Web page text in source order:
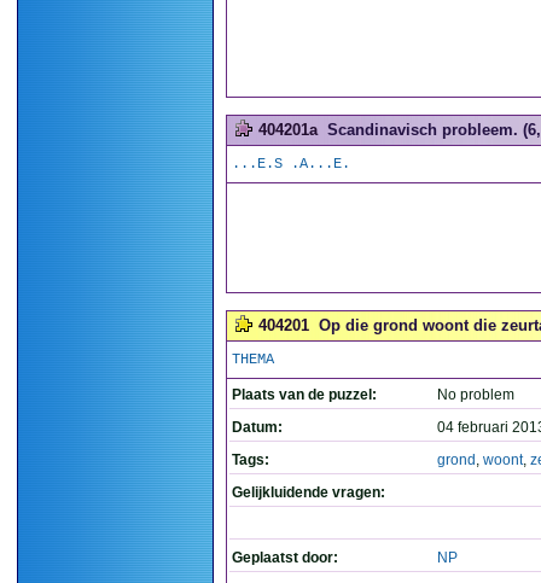
404201a Scandinavisch probleem.
...E.S .A...E.
404201 Op die grond woont die
THEMA
Plaats van de puzzel:
No problem
Datum:
04 februari
Tags:
grond , woont,
Gelijkluidende vragen:
Geplaatst door: NP